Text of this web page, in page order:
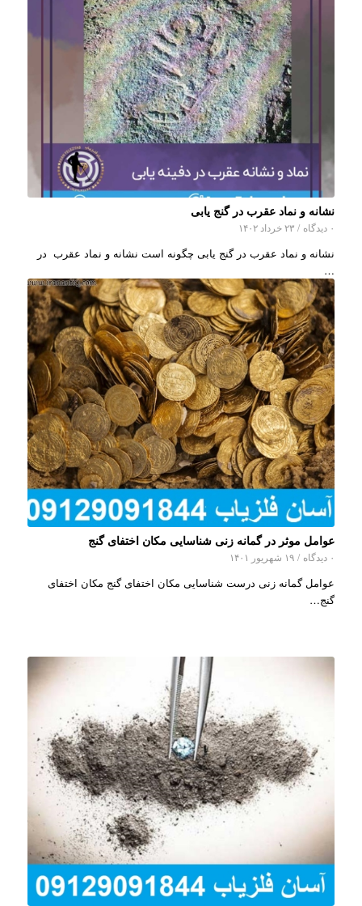
نشانه و نماد عقرب در گنج یابی
۰ دیدگاه / ۲۳ خرداد ۱۴۰۲
نشانه و نماد عقرب در گنج یابی چگونه است نشانه و نماد عقرب در
…
عوامل موثر در گمانه زنی شناسایی مکان اختفای گنج
۰ دیدگاه / ۱۹ شهریور ۱۴۰۱
عوامل گمانه زنی درست شناسایی مکان اختفای گنج مکان اختفای
گنج…